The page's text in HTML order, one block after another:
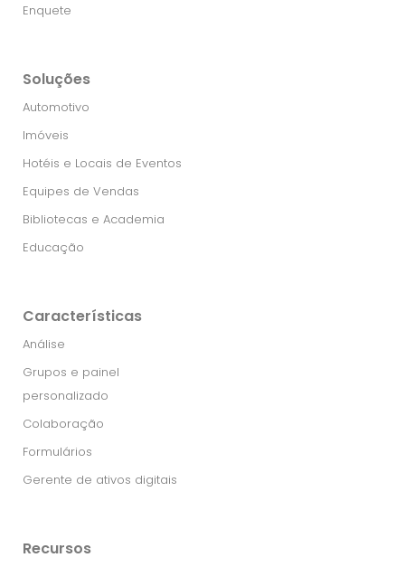
Enquete
Soluções
Automotivo
Imóveis
Hotéis e Locais de Eventos
Equipes de Vendas
Bibliotecas e Academia
Educação
Características
Análise
Grupos e painel
personalizado
Colaboração
Formulários
Gerente de ativos digitais
Recursos